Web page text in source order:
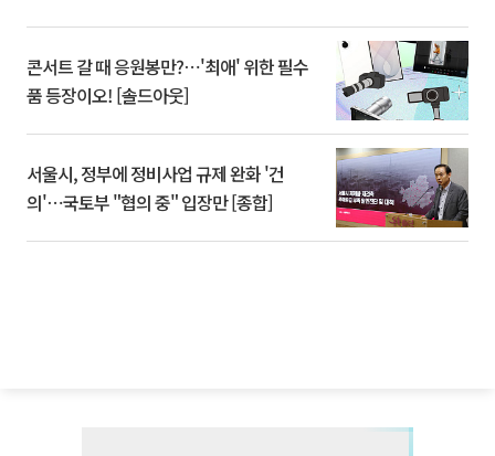
콘서트 갈 때 응원봉만?⋯'최애' 위한 필수
품 등장이오! [솔드아웃]
서울시, 정부에 정비사업 규제 완화 '건
의'⋯국토부 "협의 중" 입장만 [종합]